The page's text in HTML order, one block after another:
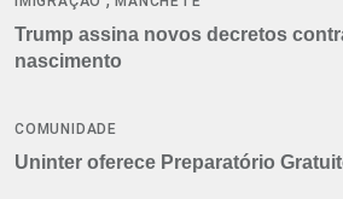
Trump assina novos decretos
nascimento
COMUNIDADE
Uninter oferece Preparatório